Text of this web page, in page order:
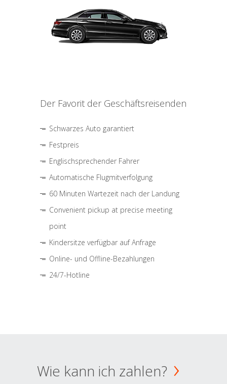
Der Favorit der Geschäftsreisenden
Schwarzes Auto garantiert
Festpreis
Englischsprechender Fahrer
Automatische Flugmitverfolgung
60 Minuten Wartezeit nach der Landung
Convenient pickup at precise meeting
point
Kindersitze verfügbar auf Anfrage
Online- und Offline-Bezahlungen
24/7-Hotline
Wie kann ich zahlen?